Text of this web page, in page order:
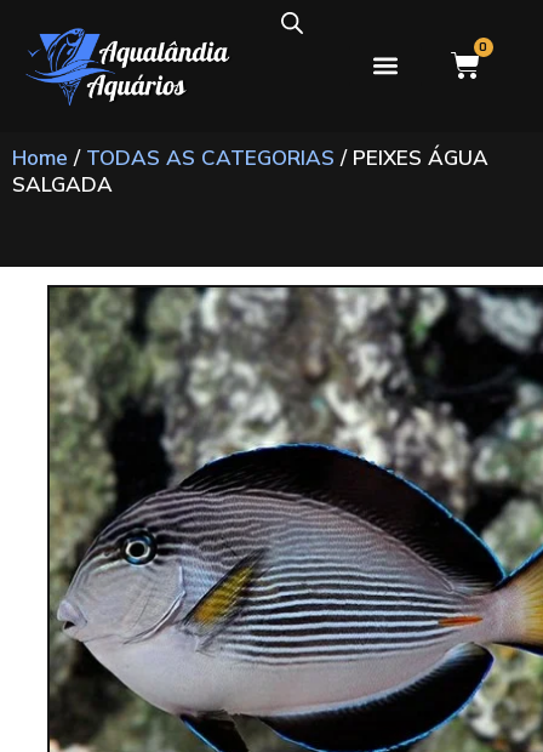
0
Home / TODAS AS CATEGORIAS / PEIXES ÁGUA
SALGADA